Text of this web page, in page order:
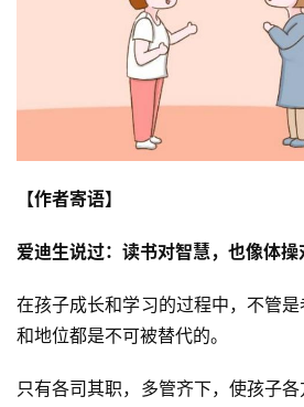
【作者寄语】
爱迪生说过：读书对智慧，也像体操
在孩子成长和学习的过程中，不管
和地位都是不可被替代的。
只有各司其职，多管齐下，使孩子各